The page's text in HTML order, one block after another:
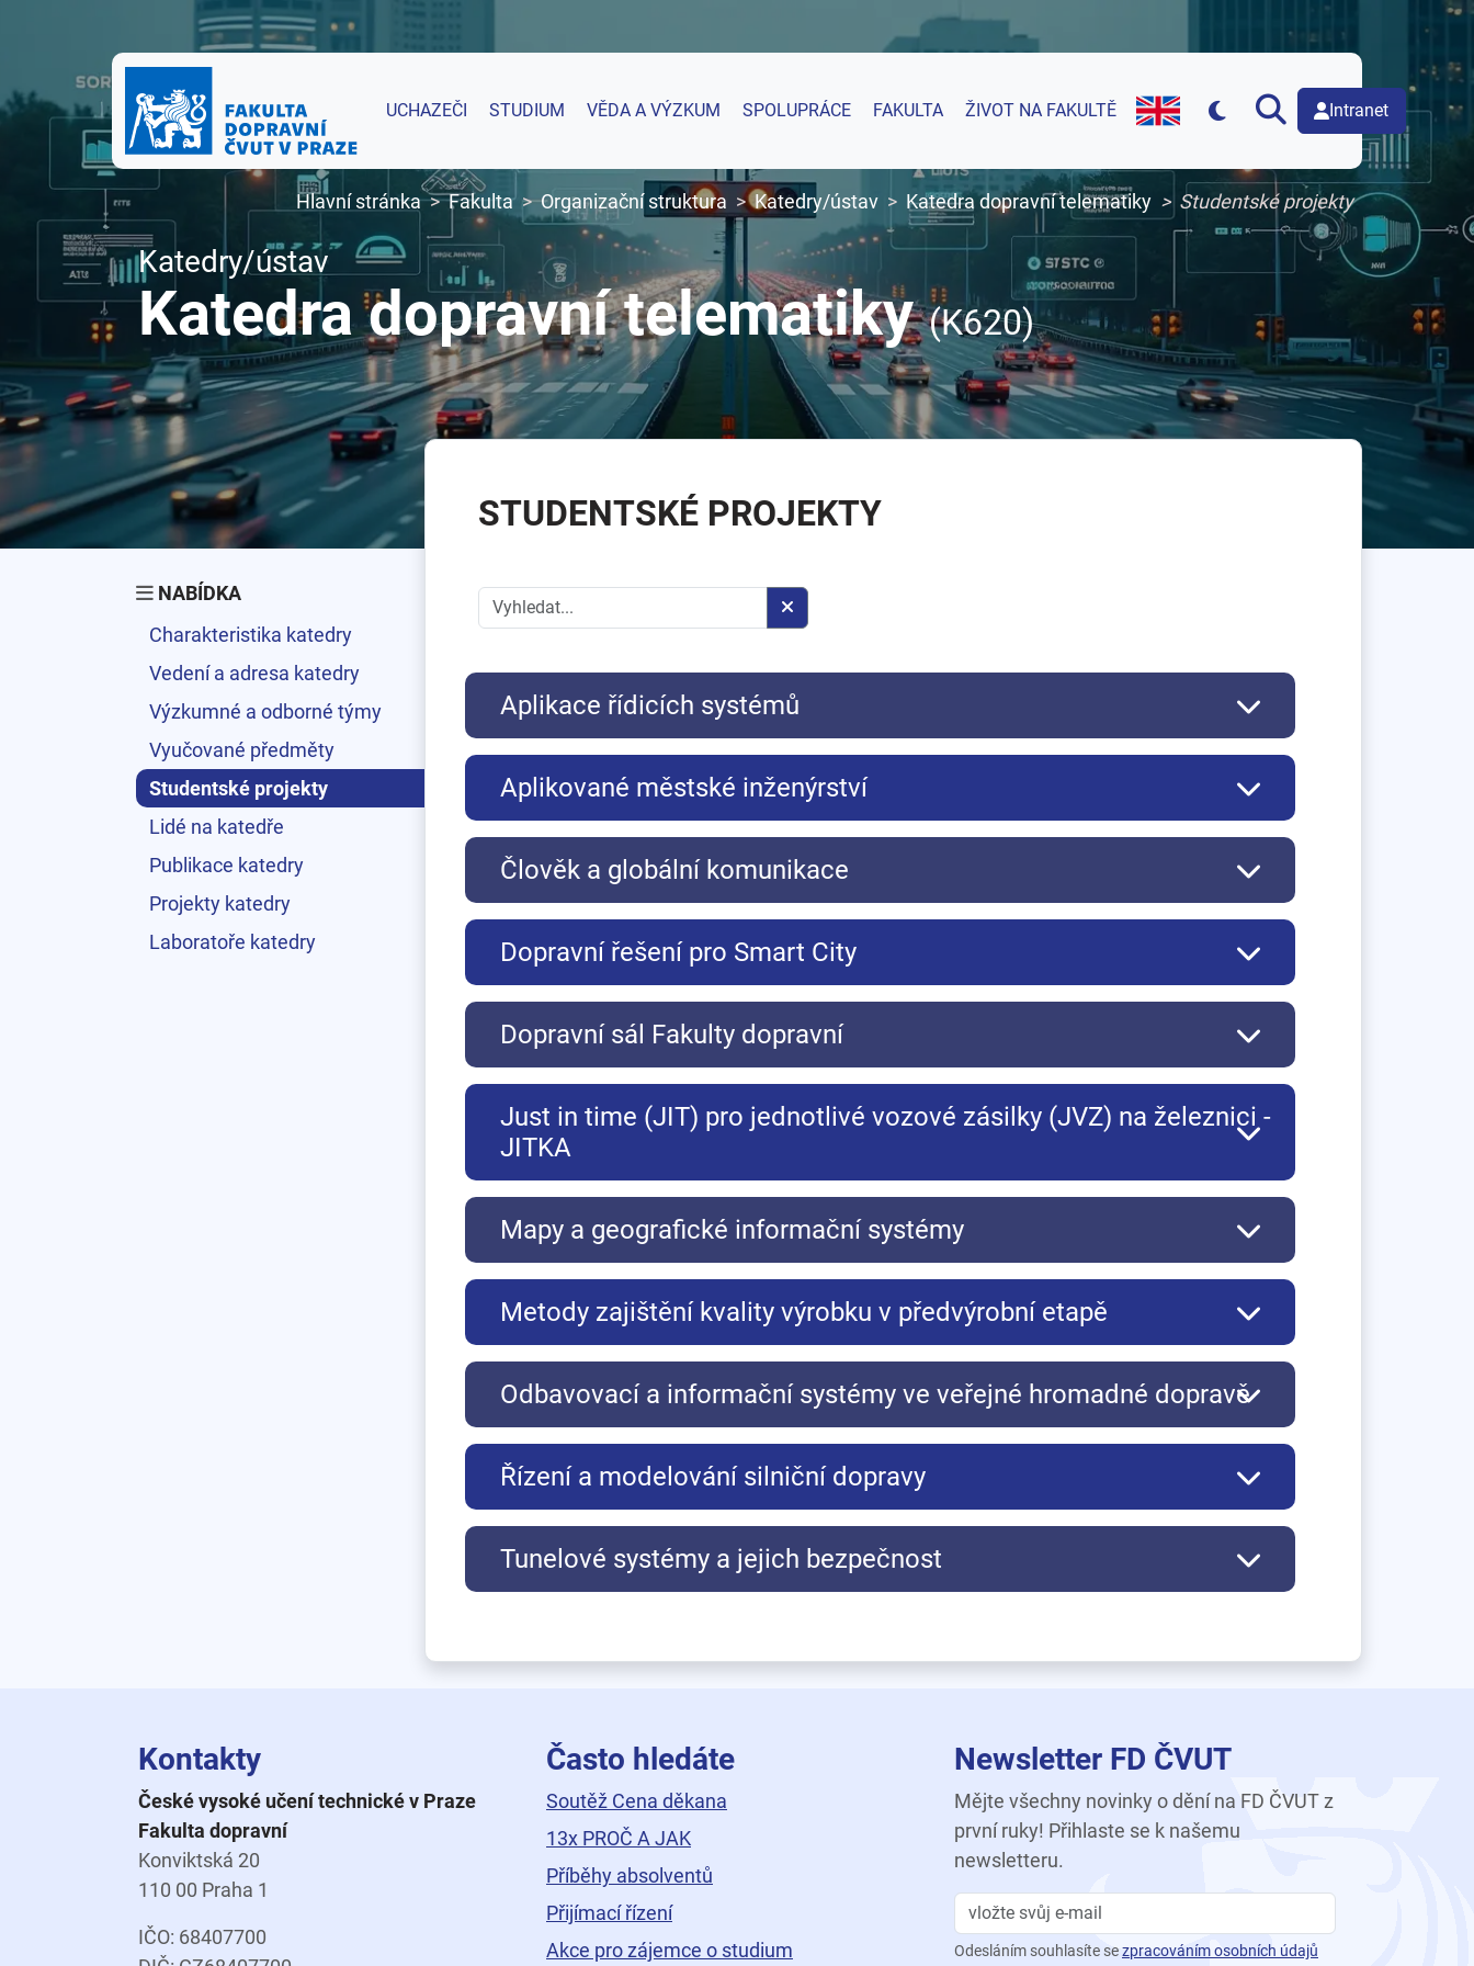
UCHAZEČI STUDIUM VĚDA A VÝZKUM SPOLUPRÁCE FAKULTA ŽIVOT NA FAKULTĚ
English version of web page
Intranet
Hlavní stránka Fakulta Organizační struktura Katedry/ústav Katedra dopravní telematiky Studentské projekty
Katedry/ústav
Katedra dopravní telematiky(K620)
NABÍDKA
Charakteristika katedry
Vedení a adresa katedry
Výzkumné a odborné týmy
Vyučované předměty
Studentské projekty
Lidé na katedře
Publikace katedry
Projekty katedry
Laboratoře katedry
STUDENTSKÉ PROJEKTY
Aplikace řídicích systémů
Aplikované městské inženýrství
Člověk a globální komunikace
Dopravní řešení pro Smart City
Dopravní sál Fakulty dopravní
Just in time (JIT) pro jednotlivé vozové zásilky (JVZ) na železnici -
JITKA
Mapy a geografické informační systémy
Metody zajištění kvality výrobku v předvýrobní etapě
Odbavovací a informační systémy ve veřejné hromadné dopravě
Řízení a modelování silniční dopravy
Tunelové systémy a jejich bezpečnost
Kontakty
České vysoké učení technické v Praze
Fakulta dopravní
Konviktská 20
110 00 Praha 1
IČO: 68407700
Často hledáte
Soutěž Cena děkana
13x PROČ A JAK
Příběhy absolventů
Přijímací řízení
Akce pro zájemce o studium
Newsletter FD ČVUT
Mějte všechny novinky o dění na FD ČVUT z
první ruky! Přihlaste se k našemu
newsletteru.
Odesláním souhlasíte sezpracováním osobních údajů